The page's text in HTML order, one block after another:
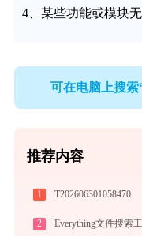
4、某些功能或模块
可在电脑上搜
推荐内容
1 T202606301058470
2